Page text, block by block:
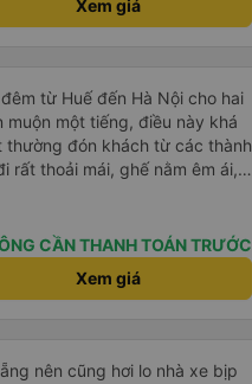
Xem giá
từ Huế đến Hà Nội cho hai
một tiếng, điều này khá
đón khách từ các thành
rất thoải mái, ghế nằm êm ái,
tôi vẫn ngủ ngon. Sau khi
hoàn toàn nguyên vẹn. Tất
rắc rối như vậy, nhưng thật
tâm đến khách hàng của
CẦN THANH TOÁN TRƯỚC
Xem giá
nên cũng hơi lo nhà xe bịp